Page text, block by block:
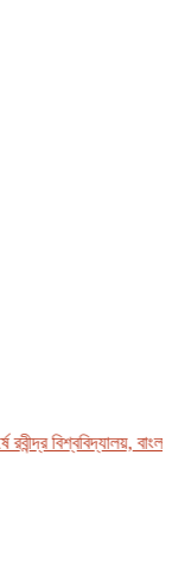
বিশ্ববিদ্যালয়,